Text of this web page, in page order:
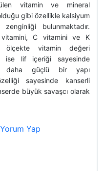
vitamin ve mineral
gibi özellikle kalsiyum
bulunmaktadır.
vitamini, C vitamini ve K
ölçekte vitamin değeri
ise lif içeriği sayesinde
daha güçlü bir yapı
sayesinde kanserli
büyük savaşcı olarak
Yap